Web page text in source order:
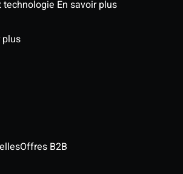
technologie En savoir plus
plus
Offres B2B